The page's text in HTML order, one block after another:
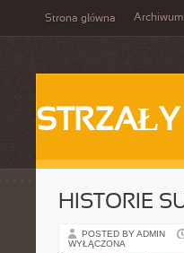
Strona główna Archiwum
STRZAŁY
HISTORIE
POSTED BY ADMIN
WYŁĄCZONA